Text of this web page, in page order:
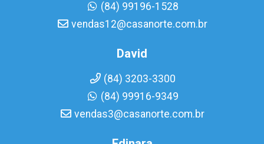
(84) 99196-1528
vendas12@casanorte.com.br
David
(84) 3203-3300
(84) 99916-9349
vendas3@casanorte.com.br